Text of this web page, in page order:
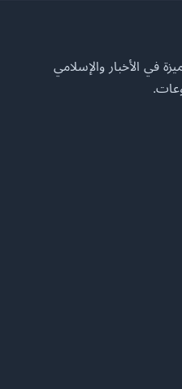
في الأخبار والإسلامي